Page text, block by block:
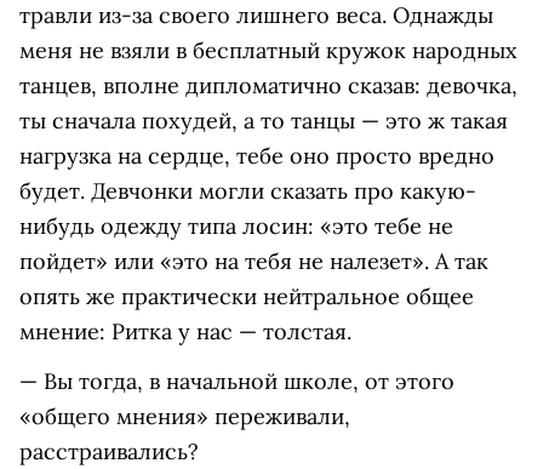
травли из-за своего лишнего веса. Однажды
меня не взяли в бесплатный кружок народных
танцев, вполне дипломатично сказав: девочка,
ты сначала похудей, а то танцы — это ж такая
нагрузка на сердце, тебе оно просто вредно
будет. Девчонки могли сказать про какую-
нибудь одежду типа лосин: «это тебе не
пойдет» или «это на тебя не налезет». А так
опять же практически нейтральное общее
мнение: Ритка у нас — толстая.
— Вы тогда, в начальной школе, от этого
«общего мнения» переживали,
расстраивались?